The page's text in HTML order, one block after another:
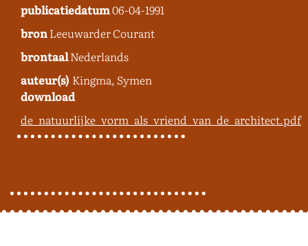
publicatiedatum06-04-1991
bronLeeuwarder Courant
brontaalNederlands
auteur(s) Kingma, Symen
download
de_natuurlijke_vorm_als_vriend_van_de_architect.pdf